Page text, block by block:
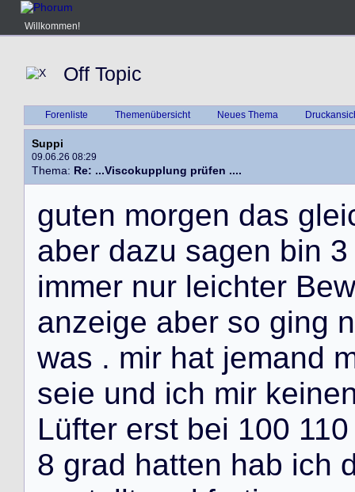
Willkommen!
Off Topic
Forenliste Themenübersicht Neues Thema
Suppi
09.06.26 08:29
Thema: Re: ...Viscokupplung prüfen ....
guten morgen das glei
aber dazu sagen bin 3
immer nur leichter Bew
anzeige aber so ging n
was . mir hat jemand
seie und ich mir keine
Lüfter erst bei 100 110
8 grad hatten hab ich